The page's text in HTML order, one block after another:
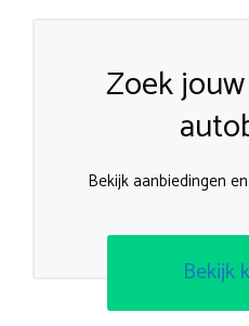
Zoek
Bekijk aanbiedingen
Bekijk